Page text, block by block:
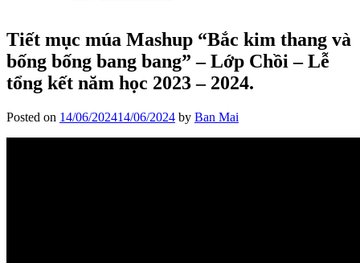
Tiết mục múa Mashup “Bắc kim thang và
bống bống bang bang” – Lớp Chồi – Lễ
tổng kết năm học 2023 – 2024.
Posted on 14/06/202414/06/2024 by Ban Mai